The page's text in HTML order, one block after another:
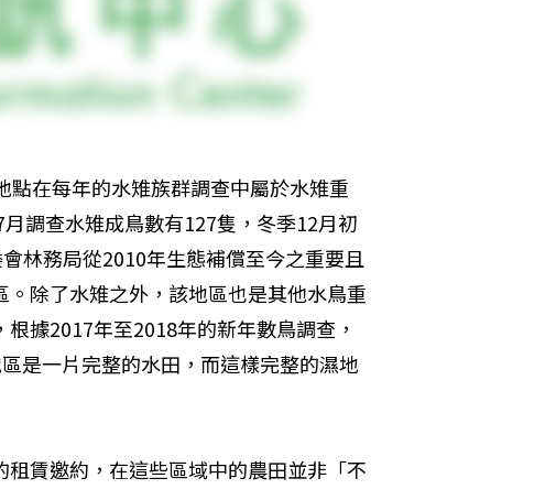
在每年的水雉族群調查中屬於水雉重
調查水雉成鳥數有127隻，冬季12月初
林務局從2010年生態補償至今之重要且
除了水雉之外，該地區也是其他水鳥重
據2017年至2018年的新年數鳥調查，
是一片完整的水田，而這樣完整的濕地
賃邀約，在這些區域中的農田並非「不